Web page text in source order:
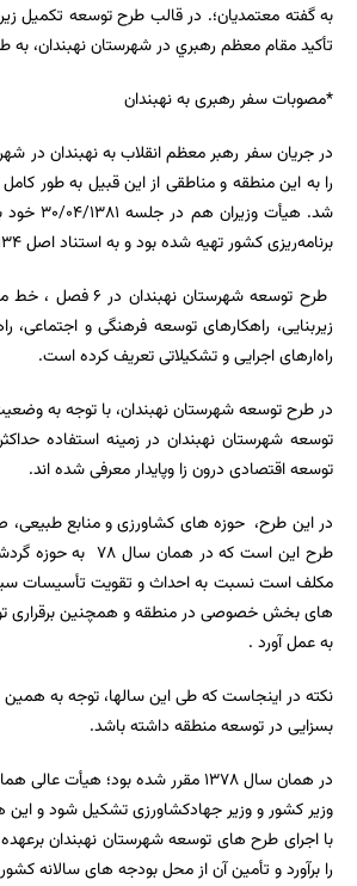
به گفته معتمدیان؛. در قالب طرح توسعه تکمیل
تأكيد مقام معظم رهبري در شهرستان نهبندان، به
*مصوبات سفر رهبری به نهبندان
را به این منطقه و مناطقی از این قبیل به طور
شد.
برنامه‌ریزی کشور تهیه شده بود و به استناد اصل 134 قانون اساسی خط‌مشی توسعه شهرستان نهبندان را پیوست کردند.
طرح توسعه
زیربنایی، راهکارهای توسعه فرهنگی و
راه‌ارهای اجرایی و تشکیلاتی تعریف کرده است.
در طرح توسعه شهرستان نهبندان، با توجه به
توسعه شهرستان نهبندان در زمینه استفاده
توسعه اقتصادی درون زا وپایدار معرفی شده اند.
در این طرح، حوزه های کشاورزی و منابع طبیعی،
طرح این است که
مکلف است نسبت به احداث و تقویت تأسیسات
های بخش خصوصی در منطقه و همچنین برقراری
به عمل آورد .
نکته در اینجاست که طی این سالها، توجه به
بسزایی در توسعه منطقه داشته باشد.
در همان سال 1378 مقرر شده بود؛
وزیر کشور و وزیر جهادکشاورزی تشکیل شود و
با اجرای طرح های توسعه شهرستان نهبندان
را برآورد و تأمین آن از محل بودجه های سالانه